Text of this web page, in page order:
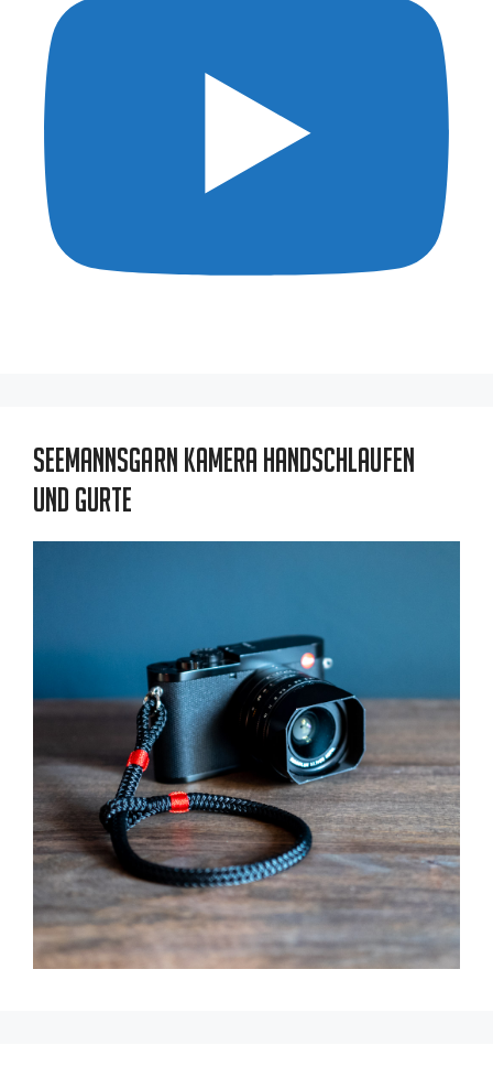
Seemannsgarn Kamera Handschlaufen
und Gurte